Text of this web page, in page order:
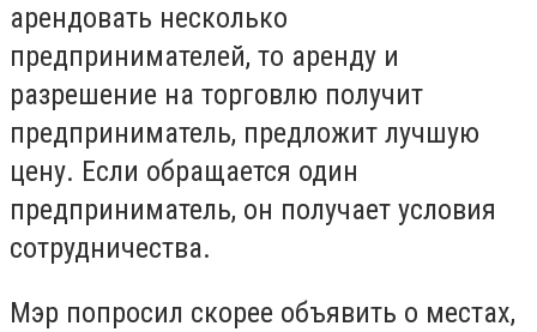
арендовать несколько
предпринимателей, то аренду и
разрешение на торговлю получит
предприниматель, предложит лучшую
цену. Если обращается один
предприниматель, он получает условия
сотрудничества.
Мэр попросил скорее объявить о местах,